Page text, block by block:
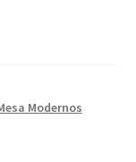
Modernos